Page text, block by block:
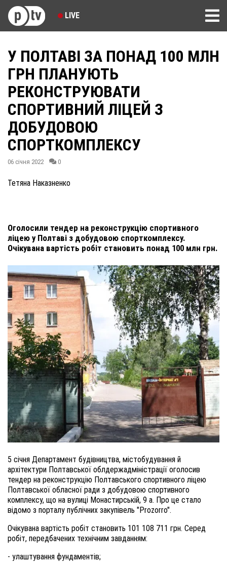
LIVE
У ПОЛТАВІ ЗА ПОНАД 100 МЛН
ГРН ПЛАНУЮТЬ
РЕКОНСТРУЮВАТИ
СПОРТИВНИЙ ЛІЦЕЙ З
ДОБУДОВОЮ
СПОРТКОМПЛЕКСУ
06 січня 2022 0
Тетяна Наказненко
Оголосили тендер на реконструкцію спортивного
ліцею у Полтаві з добудовою спорткомплексу.
Очікувана вартість робіт становить понад 100 млн грн.
5 січня Департамент будівництва, містобудування й
архітектури Полтавської облдержадміністрації оголосив
тендер на реконструкцію Полтавського спортивного ліцею
Полтавської обласної ради з добудовою спортивного
комплексу, що на вулиці Монастирській, 9 а. Про це стало
відомо з порталу публічних закупівель "Prozorro".
Очікувана вартість робіт становить 101 108 711 грн. Серед
робіт, передбачених технічним завданням:
- улаштування фундаментів;